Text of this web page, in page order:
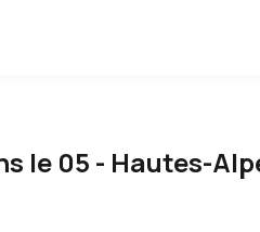
le 05 - Hautes-